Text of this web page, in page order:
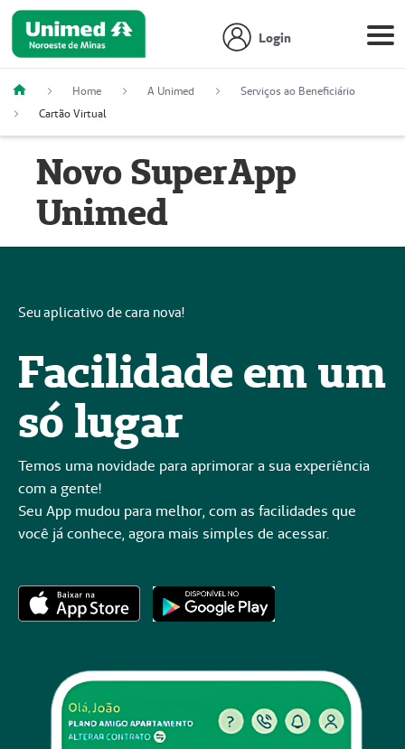
Login
Home A Unimed
Serviços ao Beneficiário
Cartão Virtual
Novo SuperApp
Unimed
Seu aplicativo de cara nova!
Facilidade em um
só lugar
Temos uma novidade para aprimorar a sua experiência
com a gente!
Seu App mudou para melhor, com as facilidades que
você já conhece, agora mais simples de acessar.